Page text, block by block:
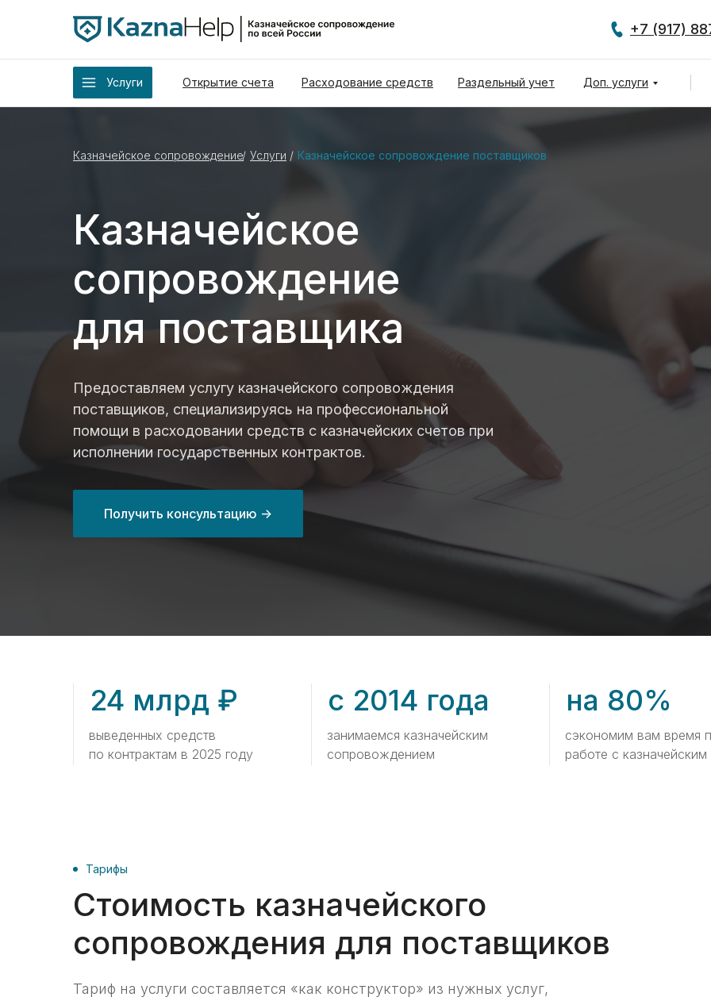
+7 (917)
Услуги Открытие счета Расходование средств Раздельный учет Доп. услуги
Казначейское
сопровождение
для поставщика
Получить консультацию ->
Казначейское сопровождение Услуги Казначейское сопровождение поставщиков
/
/
Предоставляем услугу казначейского сопровождения
поставщиков, специализируясь на профессиональной
помощи в расходовании средств с казначейских счетов при
исполнении государственных контрактов.
24 млрд ₽
выведенных средств
по контрактам в 2025 году
с 2014 года
занимаемся казначейским
сопровождением
сэкономим вам время
работе с
на 80%
Стоимость казначейского
сопровождения для поставщиков
Тарифы
Тариф на услуги составляется «‎как конструктор» из нужных услуг,